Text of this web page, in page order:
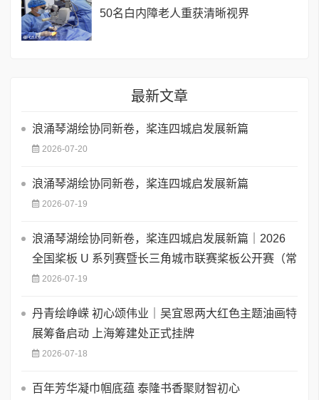
50名白内障老人重获清晰视界
最新文章
浪涌琴湖绘协同新卷，桨连四城启发展新篇
2026-07-20
浪涌琴湖绘协同新卷，桨连四城启发展新篇
2026-07-19
浪涌琴湖绘协同新卷，桨连四城启发展新篇｜2026
全国桨板 U 系列赛暨长三角城市联赛桨板公开赛（常
2026-07-19
丹青绘峥嵘 初心颂伟业｜吴宜恩两大红色主题油画特
展筹备启动 上海筹建处正式挂牌
2026-07-18
百年芳华凝巾帼底蕴 泰隆书香聚财智初心